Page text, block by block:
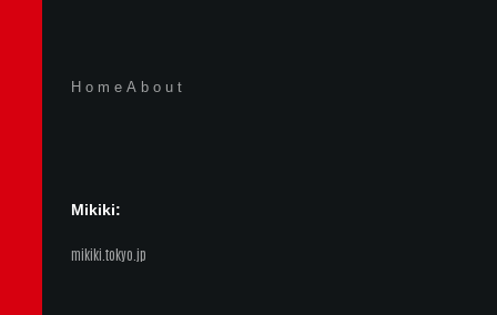
Home About
Mikiki:
mikiki.tokyo.jp